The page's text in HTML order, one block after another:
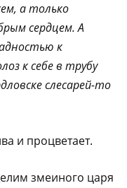
а только
сердцем. А
к
к себе в трубу
слесарей-то
и процветает.
змеиного царя